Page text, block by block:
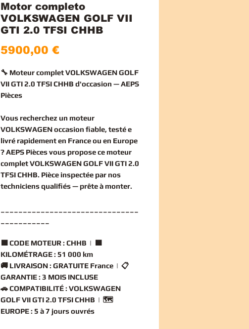
Motor completo
VOLKSWAGEN GOLF VII
GTI 2.0 TFSI CHHB
5900,00 €Preço
🔧 Moteur complet VOLKSWAGEN GOLF
VII GTI 2.0 TFSI CHHB d'occasion — AEPS
Pièces
Vous recherchez un moteur
VOLKSWAGEN occasion fiable, testé e
livré rapidement en France ou en Europe
? AEPS Pièces vous propose ce moteur
complet VOLKSWAGEN GOLF VII GTI 2.0
TFSI CHHB. Pièce inspectée par nos
techniciens qualifiés — prête à monter.
🟧CODE MOTEUR : CHHB | 🟧
KILOMÉTRAGE : 51 000 km
🚚 LIVRAISON : GRATUITE France | 📋
GARANTIE : 3 MOIS INCLUSE
🚗COMPATIBILITÉ : VOLKSWAGEN
GOLF VII GTI 2.0 TFSI CHHB | 🗺️
EUROPE : 5 à 7 jours ouvrés